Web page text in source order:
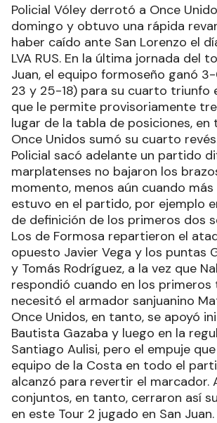
Policial Vóley derrotó a Once
domingo y obtuvo una rápida
haber caído ante San Lorenzo el
LVA RUS. En la última jornada del
Juan, el equipo formoseño ganó
23 y 25-18) para su cuarto triunfo
que le permite provisoriamente
lugar de la tabla de posiciones,
Once Unidos sumó su cuarto
Policial sacó adelante un partido
marplatenses no bajaron los
momento, menos aún cuando
estuvo en el partido, por ejemplo
de definición de los primeros dos
Los de Formosa repartieron el
opuesto Javier Vega y los puntas
y Tomás Rodríguez, a la vez que
respondió cuando en los primeros
necesitó el armador sanjuanino
Once Unidos, en tanto, se apoyó
Bautista Gazaba y luego en la
Santiago Aulisi, pero el empuje
equipo de la Costa en todo el
alcanzó para revertir el marcador.
conjuntos, en tanto, cerraron así
en este Tour 2 jugado en San Juan.